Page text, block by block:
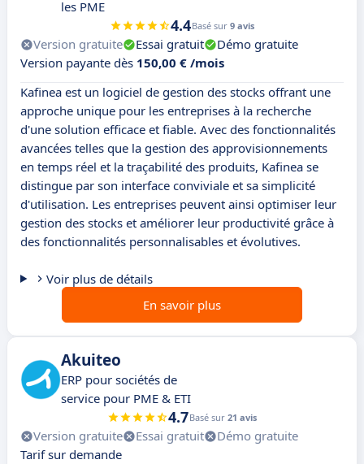
les PME
4.4Basé sur 9 avis
Version gratuite Essai gratuit
Démo gratuite
Version payante dès 150,00 € /mois
Kafinea est un logiciel de gestion des stocks offrant une
approche unique pour les entreprises à la recherche
d'une solution efficace et fiable. Avec des fonctionnalités
avancées telles que la gestion des approvisionnements
en temps réel et la traçabilité des produits, Kafinea se
distingue par son interface conviviale et sa simplicité
d'utilisation. Les entreprises peuvent ainsi optimiser leur
gestion des stocks et améliorer leur productivité grâce à
des fonctionnalités personnalisables et évolutives.
Voir plus de détails
En savoir plus
Akuiteo
ERP pour sociétés de
service pour PME & ETI
4.7Basé sur 21 avis
Version gratuite Essai gratuit
Démo gratuite
Tarif sur demande